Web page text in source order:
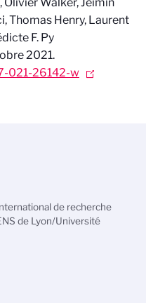
Thomas Henry, Laurent
F. Py
2021.
021-26142-w
de recherche
de Lyon/Université